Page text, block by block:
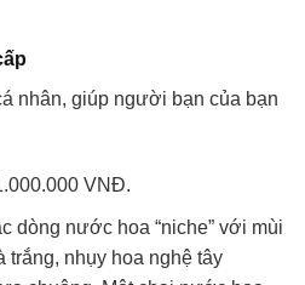
nhân, giúp người bạn của bạn
VNĐ.
dòng nước hoa “niche” với mùi
trắng, nhụy hoa nghệ tây